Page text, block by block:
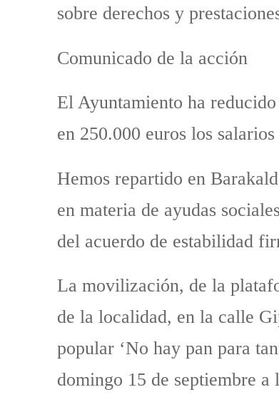
sobre derechos y
Comunicado de la acción
El Ayuntamiento ha
en 250.000 euros los
Hemos repartido en
en materia de ayudas
del acuerdo de estabilidad
La movilización, de la
de la localidad, en la calle
popular ‘No hay pan para
domingo 15 de septiembre